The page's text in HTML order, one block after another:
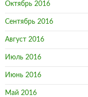
Октябрь 2016
Сентябрь 2016
Август 2016
Июль 2016
Июнь 2016
Май 2016